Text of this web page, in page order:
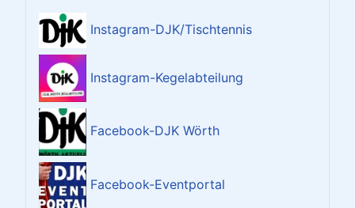
Instagram-DJK/Tischtennis
Instagram-Kegelabteilung
Facebook-DJK Wörth
Facebook-Eventportal